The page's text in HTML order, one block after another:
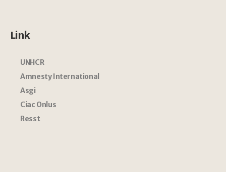
Link
UNHCR
Amnesty International
Asgi
Ciac Onlus
Resst